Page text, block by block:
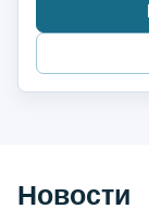
Новости